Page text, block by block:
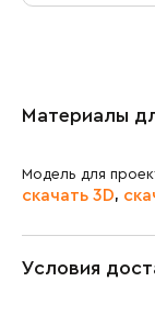
Материалы
Модель для
скачать 3D,
Условия